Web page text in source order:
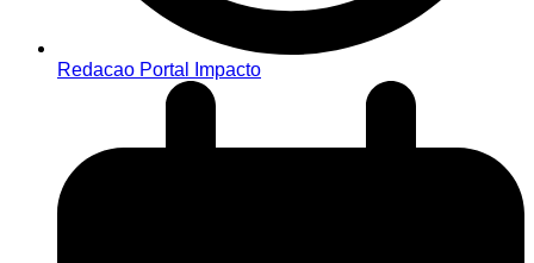
Redacao Portal Impacto